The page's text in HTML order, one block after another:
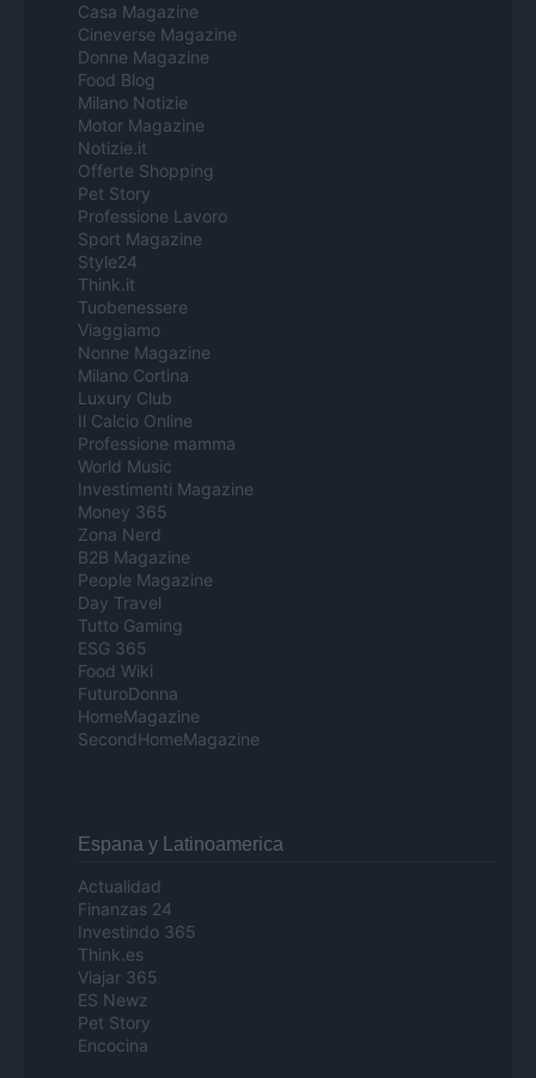
Casa Magazine
Cineverse Magazine
Donne Magazine
Food Blog
Milano Notizie
Motor Magazine
Notizie.it
Offerte Shopping
Pet Story
Professione Lavoro
Sport Magazine
Style24
Think.it
Tuobenessere
Viaggiamo
Nonne Magazine
Milano Cortina
Luxury Club
Il Calcio Online
Professione mamma
World Music
Investimenti Magazine
Money 365
Zona Nerd
B2B Magazine
People Magazine
Day Travel
Tutto Gaming
ESG 365
Food Wiki
FuturoDonna
HomeMagazine
SecondHomeMagazine
Espana y Latinoamerica
Actualidad
Finanzas 24
Investindo 365
Think.es
Viajar 365
ES Newz
Pet Story
Encocina